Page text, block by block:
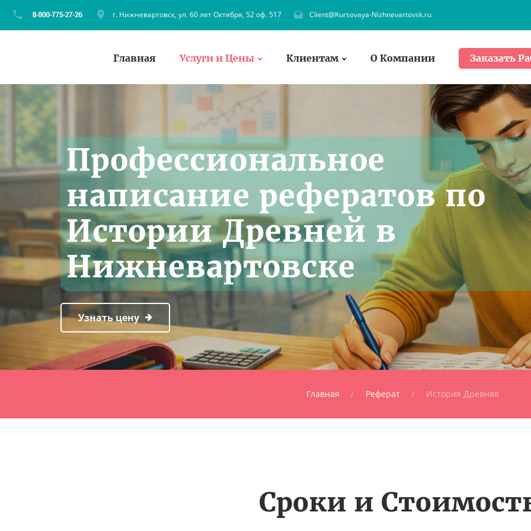
г. Нижневартовск, ул. 60 лет Октября, 52 оф. 517 Client@Kursovaya-Nizhnevartovsk.ru
Главная Услуги и Цены Клиентам О Компании Заказать
Профессиональное
написание рефератов по
Истории Древней в
Нижневартовске
Узнать цену
Главная Реферат История Древняя
Сроки и